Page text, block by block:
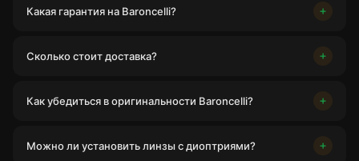
Какая гарантия на Baroncelli?
Сколько стоит доставка?
Как убедиться в оригинальности Baroncelli?
Можно ли установить линзы с диоптриями?